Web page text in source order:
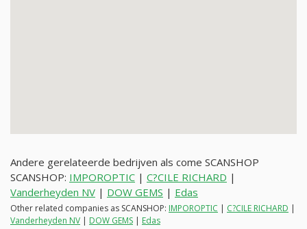
Andere gerelateerde bedrijven als come SCANSHOP
SCANSHOP: IMPOROPTIC | C?CILE RICHARD |
Vanderheyden NV | DOW GEMS | Edas
Other related companies as SCANSHOP: IMPOROPTIC | C?CILE RICHARD |
Vanderheyden NV | DOW GEMS | Edas